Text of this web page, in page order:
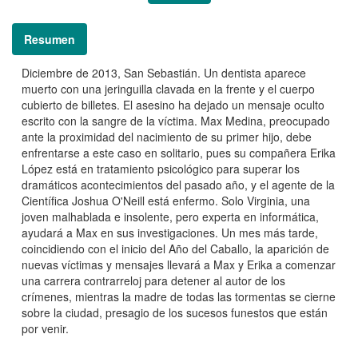
Resumen
Diciembre de 2013, San Sebastián. Un dentista aparece
muerto con una jeringuilla clavada en la frente y el cuerpo
cubierto de billetes. El asesino ha dejado un mensaje oculto
escrito con la sangre de la víctima. Max Medina, preocupado
ante la proximidad del nacimiento de su primer hijo, debe
enfrentarse a este caso en solitario, pues su compañera Erika
López está en tratamiento psicológico para superar los
dramáticos acontecimientos del pasado año, y el agente de la
Científica Joshua O'Neill está enfermo. Solo Virginia, una
joven malhablada e insolente, pero experta en informática,
ayudará a Max en sus investigaciones. Un mes más tarde,
coincidiendo con el inicio del Año del Caballo, la aparición de
nuevas víctimas y mensajes llevará a Max y Erika a comenzar
una carrera contrarreloj para detener al autor de los
crímenes, mientras la madre de todas las tormentas se cierne
sobre la ciudad, presagio de los sucesos funestos que están
por venir.